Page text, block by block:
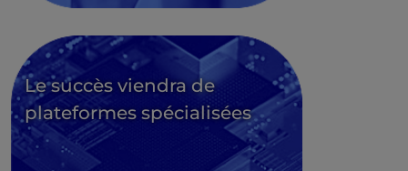
Le succès viendra de
plateformes spécialisées